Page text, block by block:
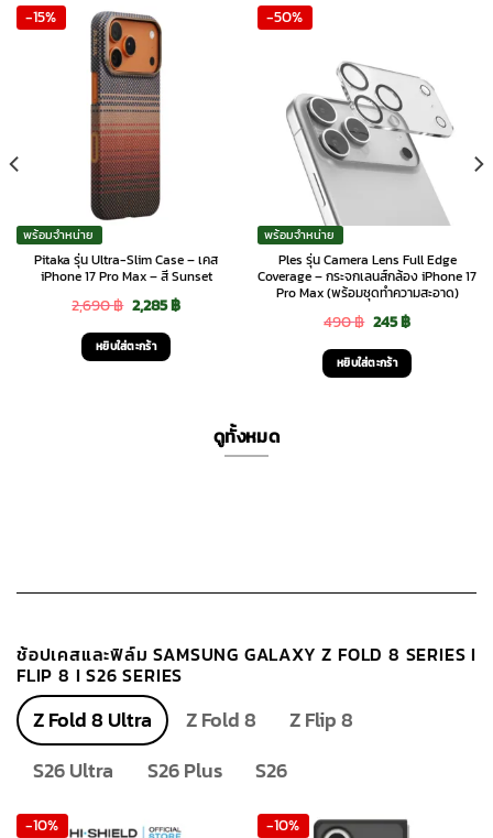
-15%
พร้อมจำหน่าย
Pitaka รุ่น Ultra-Slim Case – เคส
iPhone 17 Pro Max – สี Sunset
2,690฿ Original
price
was:
2,285฿Current
หยิบใส่ตะกร้า
-50%
พร้อมจำหน่าย
Ples รุ่น Camera Lens Full Edge
Coverage – กระจกเลนส์กล้อง iPhone 17
Pro Max (พร้อมชุดทำความสะอาด)
490฿ Original
price
was:
245฿Current
price
is:
หยิบใส่ตะกร้า
ดูทั้งหมด
ช้อปเคสและฟิล์ม SAMSUNG GALAXY Z FOLD 8 SERIES I
FLIP 8 I S26 SERIES
Z Fold 8 Ultra Z Fold 8
Z Flip 8
S26 Ultra
S26 Plus S26
-10% -10%